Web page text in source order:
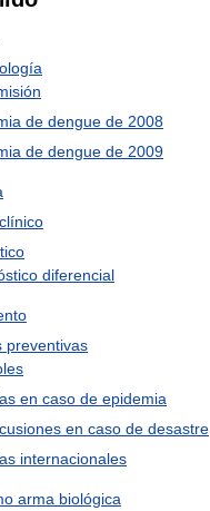
de dengue de 2008
de dengue de 2009
diferencial
preventivas
en caso de epidemia
en caso de desastre
internacionales
arma biológica